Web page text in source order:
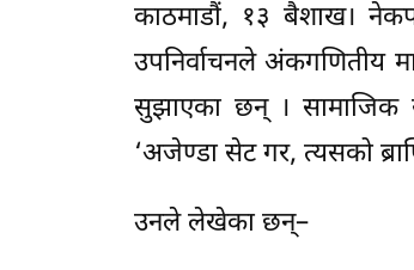
काठमाडौं, १३ बैशाख।
उपनिर्वाचनले अंकगणितीय
सुझाएका छन् । सामाजिक
‘अजेण्डा सेट गर, त्यसको
उनले लेखेका छन्–